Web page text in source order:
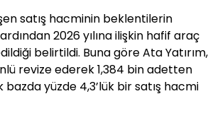
satış hacminin beklentilerin
2026 yılına ilişkin hafif araç
belirtildi. Buna göre Ata Yatırım,
revize ederek 1,384 bin adetten
bazda yüzde 4,3’lük bir satış hacmi